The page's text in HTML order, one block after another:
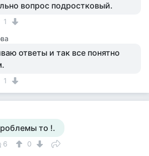
вопрос подростковый.
1
ответы и так все понятно
1
то !.
6
0